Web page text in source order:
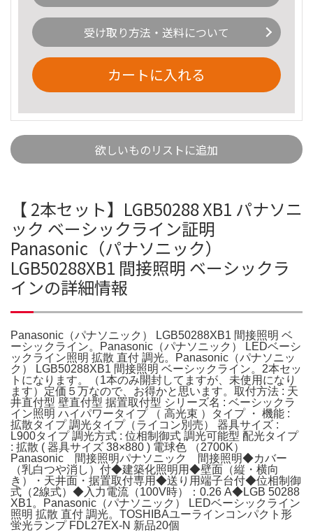
受け取り方法・送料について
カートに入れる
欲しいものリストに追加
【 2本セット】LGB50288 XB1 パナソニ
ック ベーシックライン証明
Panasonic（パナソニック）
LGB50288XB1 間接照明 ベーシックラ
インの詳細情報
Panasonic（パナソニック） LGB50288XB1 間接照明 ベ
ーシックライン。Panasonic（パナソニック） LEDベーシ
ックライン照明 拡散 直付 調光。Panasonic（パナソニッ
ク） LGB50288XB1 間接照明 ベーシックライン。2本セッ
トになります。（1本のみ開封してますが、未使用になり
ます）定価５万なので、お得かと思います。取付方法 : 天
井直付型 壁直付型 据置取付型 シリーズ名 : ベーシックラ
イン照明 ハイパワータイプ （ 高光束 ）タイプ ・ 機能 :
拡散タイプ 調光タイプ（ライコン別売） 器具サイズ :
L900タイプ 調光方式 : 位相制御式 調光可能型 配光タイプ
: 拡散 ( 器具サイズ 38×880 ) 電球色 （2700K）
Panasonic 間接照明パナソニック 間接照明◆カバー
（乳白つや消し）付◆建築化照明用◆壁面（縦・横向
き）・天井面・据置取付専用◆送り用端子台付◆位相制御
式（2線式）◆入力電流（100V時）：0.26 A◆LGB 50288
XB1。Panasonic（パナソニック） LEDベーシックライン
照明 拡散 直付 調光。TOSHIBAユーラインコンパクト形
蛍光ランプ FDL27EX-N 新品20個